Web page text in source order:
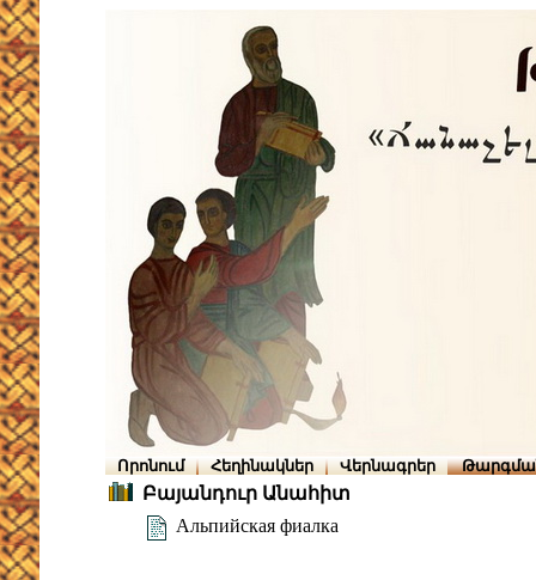
Որոնում Հեղինակներ Վերնագրեր
Բայանդուր Անահիտ
Альпийская фиалка